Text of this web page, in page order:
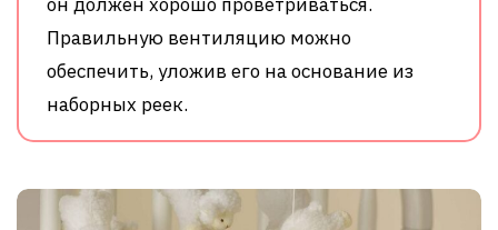
Правильную вентиляцию можно
обеспечить, уложив его на основание из
наборных реек.